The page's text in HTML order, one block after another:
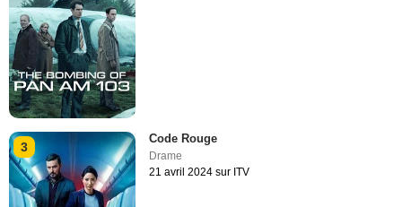
3
Code Rouge
Drame
21 avril 2024 sur ITV